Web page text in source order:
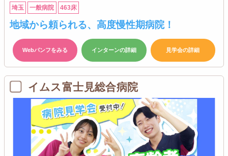
埼玉 一般病院 463床
地域から頼られる、高度慢性期病院！
Webパンフをみる インターンの詳細 見学会の詳細
イムス富士見総合病院